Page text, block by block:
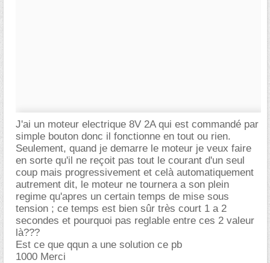
J'ai un moteur electrique 8V 2A qui est commandé par
simple bouton donc il fonctionne en tout ou rien.
Seulement, quand je demarre le moteur je veux faire
en sorte qu'il ne reçoit pas tout le courant d'un seul
coup mais progressivement et celà automatiquement
autrement dit, le moteur ne tournera a son plein
regime qu'apres un certain temps de mise sous
tension ; ce temps est bien sûr très court 1 a 2
secondes et pourquoi pas reglable entre ces 2 valeur
là???
Est ce que qqun a une solution ce pb
1000 Merci